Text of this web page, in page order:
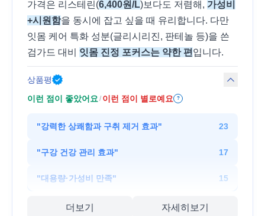
가격은 리스테린(6,400원/L)보다도 저렴해, 가성비
+시원함을 동시에 잡고 싶을 때 유리합니다. 다만
잇몸 케어 특화 성분(글리시리진, 판테놀 등)을 쓴
검가드 대비 잇몸 진정 포커스는 약한 편 입니다.
상품평
이런 점이 좋았어요/ 이런 점이 별로예요 ?
"강력한 상쾌함과 구취 제거 효과" 23
"구강 건강 관리 효과" 17
"대용량·가성비 만족" 15
더보기 자세히보기